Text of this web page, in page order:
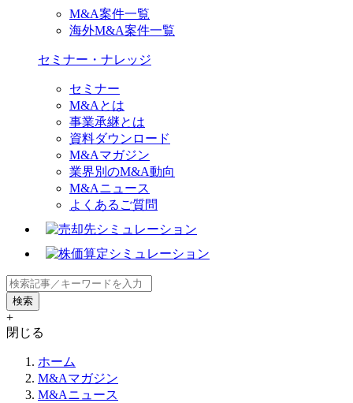
M&A案件一覧
海外M&A案件一覧
セミナー・ナレッジ
セミナー
M&Aとは
事業承継とは
資料ダウンロード
M&Aマガジン
業界別のM&A動向
M&Aニュース
よくあるご質問
+
閉じる
ホーム
M&Aマガジン
M&Aニュース